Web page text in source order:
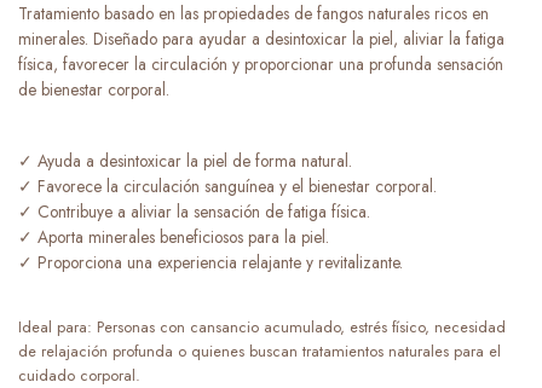
Tratamiento basado en las propiedades de fangos naturales ricos en
minerales. Diseñado para ayudar a desintoxicar la piel, aliviar la fatiga
física, favorecer la circulación y proporcionar una profunda sensación
de bienestar corporal.
✓ Ayuda a desintoxicar la piel de forma natural.
✓ Favorece la circulación sanguínea y el bienestar corporal.
✓ Contribuye a aliviar la sensación de fatiga física.
✓ Aporta minerales beneficiosos para la piel.
✓ Proporciona una experiencia relajante y revitalizante.
Ideal para: Personas con cansancio acumulado, estrés físico, necesidad
de relajación profunda o quienes buscan tratamientos naturales para el
cuidado corporal.